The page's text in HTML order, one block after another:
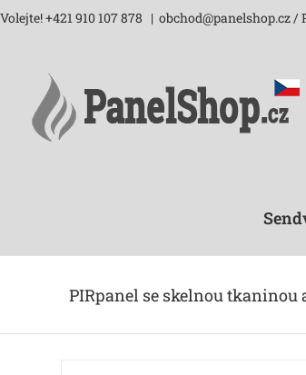
Skip
Volejte! +421 910 107 878 | obchod@panelshop.cz /
PIRpanel se skelnou tkaninou